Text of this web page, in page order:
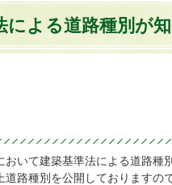
による道路種別が
おいて建築基準法による道路種
道路種別を公開しております